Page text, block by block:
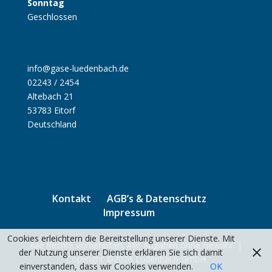
Sonntag
Geschlossen
info@gase-luedenbach.de
02243 / 2454
Altebach 21
53783 Eitorf
Deutschland
Kontakt
AGB’s & Datenschutz
Impressum
Alle Rechte vorbehalten. Alle Angaben ohne Gewähr. |
Copyright ©2026 Lüdenbach GmbH
Cookies erleichtern die Bereitstellung unserer Dienste. Mit
der Nutzung unserer Dienste erklären Sie sich damit
einverstanden, dass wir Cookies verwenden.
OK